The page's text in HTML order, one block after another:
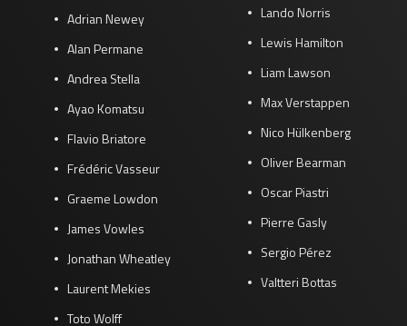
Adrian Newey
Alan Permane
Andrea Stella
Ayao Komatsu
Flavio Briatore
Frédéric Vasseur
Graeme Lowdon
James Vowles
Jonathan Wheatley
Laurent Mekies
Toto Wolff
Lando Norris
Lewis Hamilton
Liam Lawson
Max Verstappen
Nico Hülkenberg
Oliver Bearman
Oscar Piastri
Pierre Gasly
Sergio Pérez
Valtteri Bottas